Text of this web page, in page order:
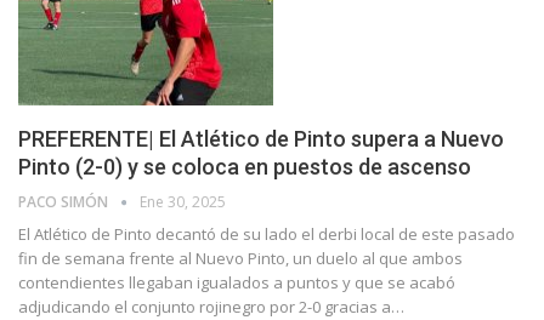
PREFERENTE| El Atlético de Pinto supera a Nuevo
Pinto (2-0) y se coloca en puestos de ascenso
PACO SIMÓN Ene 30, 2025
El Atlético de Pinto decantó de su lado el derbi local de este pasado
fin de semana frente al Nuevo Pinto, un duelo al que ambos
contendientes llegaban igualados a puntos y que se acabó
adjudicando el conjunto rojinegro por 2-0 gracias a…